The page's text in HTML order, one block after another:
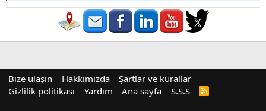
Bize ulaşın Hakkımızda
Şartlar ve kurallar
Gizlilik politikası
Yardım Ana sayfa S.S.S
R